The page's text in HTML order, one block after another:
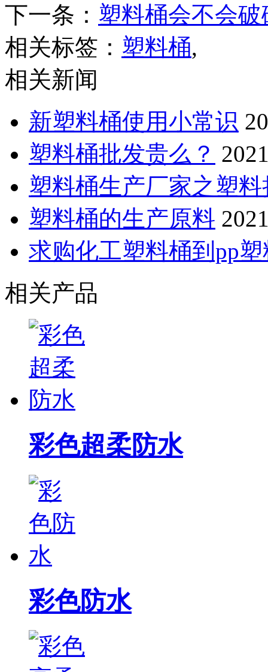
下一条： 塑料桶会不会破
相关标签： 塑料桶,
相关新闻
新塑料桶使用小常识
塑料桶批发贵么？
塑料桶生产厂家之塑
塑料桶的生产原料
求购化工塑料桶到pp
相关产品
彩色超柔防水
彩色防水